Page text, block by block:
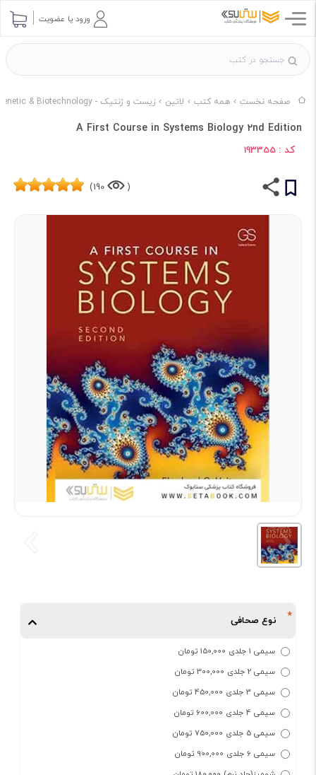
ورود یا عضویت
صفحه نخست همه کتب لاتین زیست و ژنتیک - Genetic & Biotechnology
A First Course in Systems Biology 2nd Edition
کد : 193355
(
190)
نوع صحافی
سیمی 1 جلدی 150,000 تومان
سیمی 2 جلدی 300,000 تومان
سیمی 3 جلدی 450,000 تومان
سیمی 4 جلدی 600,000 تومان
سیمی 5 جلدی 750,000 تومان
سیمی 6 جلدی 900,000 تومان